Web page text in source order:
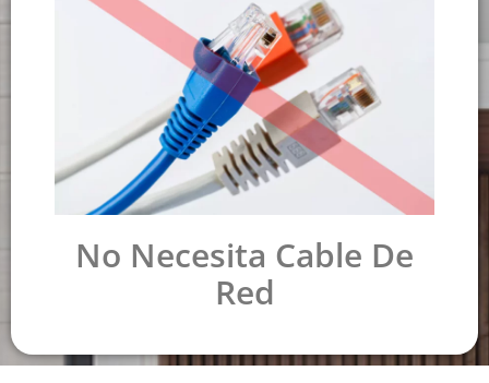
No Necesita Cable De
Red